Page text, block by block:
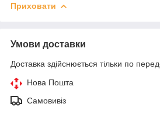
Приховати
Умови доставки
Доставка здійснюється тільки по
Нова Пошта
Самовивіз